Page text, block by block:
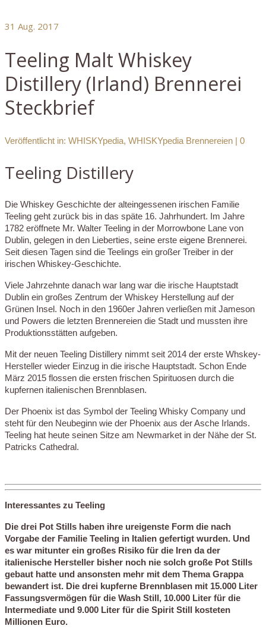
31 Aug. 2017
Teeling Malt Whiskey
Distillery (Irland) Brennerei
Steckbrief
Veröffentlicht in: WHISKYpedia, WHISKYpedia Brennereien | 0
Teeling Distillery
Die Whiskey Geschichte der alteingessenen irischen Familie
Teeling geht zurück bis in das späte 16. Jahrhundert. Im Jahre
1782 eröffnete Mr. Walter Teeling in der Morrowbone Lane von
Dublin, gelegen in den Lieberties, seine erste eigene Brennerei.
Seit diesen Tagen sind die Teelings ein großer Treiber in der
irischen Whiskey-Geschichte.
Viele Jahrzehnte danach war lang war die irische Hauptstadt
Dublin ein großes Zentrum der Whiskey Herstellung auf der
Grünen Insel. Noch in den 1960er Jahren verließen mit Jameson
und Powers die letzten Brennereien die Stadt und mussten ihre
Produktionsstätten aufgeben.
Mit der neuen Teeling Distillery nimmt seit 2014 der erste Whskey-
Hersteller wieder Einzug in die irische Hauptstadt. Schon Ende
März 2015 flossen die ersten frischen Spirituosen durch die
kupfernen italienischen Brennblasen.
Der Phoenix ist das Symbol der Teeling Whisky Company und
steht für den Neubeginn wie der Phoenix aus der Asche Irlands.
Teeling hat heute seinen Sitze am Newmarket in der Nähe der St.
Patricks Cathedral.
Interessantes zu Teeling
Die drei Pot Stills haben ihre ureigenste Form die nach
Vorgabe der Familie Teeling in Italien gefertigt wurden. Und
es war mitunter ein großes Risiko für die Iren da der
italienische Hersteller bisher noch nie solch große Pot Stills
gebaut hatte und ansonsten mehr mit dem Thema Grappa
bewandert ist. Die drei kupferne Brennblasen mit 15.000 Liter
Fassungsvermögen für die Wash Still, 10.000 Liter für die
Intermediate und 9.000 Liter für die Spirit Still kosteten
Millionen Euro.